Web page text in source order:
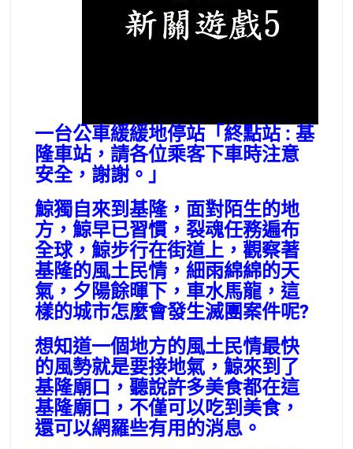
一台公車緩緩地停站「終點站 : 基
隆車站，請各位乘客下車時注意
安全，謝謝。」
鯨獨自來到基隆，面對陌生的地
方，鯨早已習慣，裂魂任務遍布
全球，鯨步行在街道上，觀察著
基隆的風土民情，細雨綿綿的天
氣，夕陽餘暉下，車水馬龍，這
樣的城市怎麼會發生滅團案件呢?
想知道一個地方的風土民情最快
的風勢就是要接地氣，鯨來到了
基隆廟口，聽說許多美食都在這
基隆廟口，不僅可以吃到美食，
還可以網羅些有用的消息。